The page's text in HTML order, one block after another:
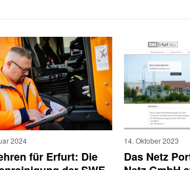
2024
für Erfurt: Die
14. Oktober 2023
Das Netz